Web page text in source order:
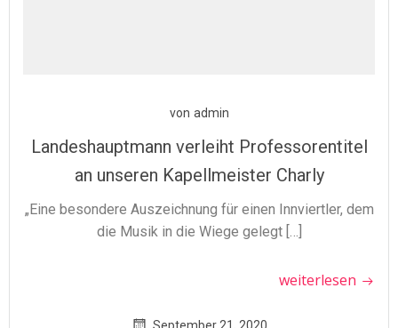
von admin
Landeshauptmann verleiht Professorentitel
an unseren Kapellmeister Charly
„Eine besondere Auszeichnung für einen Innviertler, dem
die Musik in die Wiege gelegt […]
weiterlesen